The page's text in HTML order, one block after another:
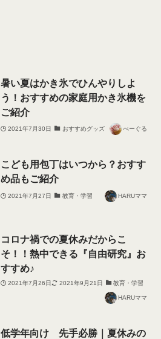
暑い夏はかき氷でひんやりしよ
う！おすすめの家庭用かき氷機を
ご紹介
2021年7月30日 おすすめグッズ べーぐる
こども用包丁はいつから？おすす
め品もご紹介
2021年7月27日 教育・学習 HARUママ
コロナ禍での夏休みだからこ
そ！！熱中できる『自由研究』お
すすめ♪
2021年7月26日 2021年9月21日 教育・学習
HARUママ
低学年向け 先手必勝｜夏休みの